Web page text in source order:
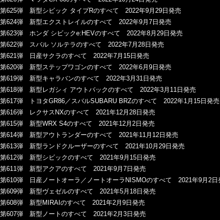
第625弾 新型シビック タイプRのすべて 2022年9月29日発売
第624弾 新型エクストレイルのすべて 2022年9月7日発売
第623弾 ホンダ シビックe:HEVのすべて 2022年8月29日発売
第622弾 スバル ソルテラのすべて 2022年7月28日発売
第621弾 日産サクラのすべて 2022年7月15日発売
第620弾 新型ステップワゴンのすべて 2022年6月9日発売
第619弾 新型キャラバンのすべて 2022年3月31日発売
第618弾 新型レガシィ アウトバックのすべて 2022年3月11日発売
第617弾 トヨタGR86／スバルSUBARU BRZのすべて 2022年1月15日発売
第616弾 レクサスNXのすべて 2021年12月28日発売
第615弾 新型WRX S4のすべて 2021年12月2日発売
第614弾 新型アウトランダーのすべて 2021年11月12日発売
第613弾 新型ランドクルーザーのすべて 2021年10月29日発売
第612弾 新型シビックのすべて 2021年9月15日発売
第611弾 新型アクアのすべて 2021年9月7日発売
第610弾 日産ノートオーラ／ノートオーラNISMOのすべて 2021年9月2日
第609弾 新型ヴェゼルのすべて 2021年5月18日発売
第608弾 新型MIRAIのすべて 2021年2月9日発売
第607弾 新型ノートのすべて 2021年2月3日発売